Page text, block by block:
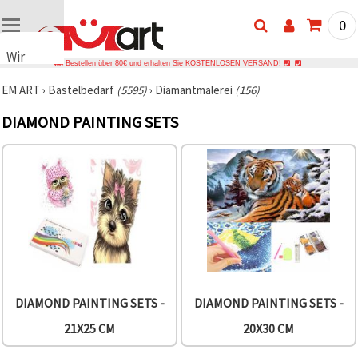
Wir
Cookies
verwenden
ähnliche
Technologien,
ordnungsgemäße
der Website
sicherzustellen,
Nutzungserlebnis
und, mit
den
0
Bestellen über 80€ und erhalten Sie KOSTENLOSEN VERSAND!
EM ART › Bastelbedarf (5595)› Diamantmalerei (156)
DIAMOND PAINTING SETS
DIAMOND PAINTING SETS -
21X25 CM
DIAMOND PAINTING SETS -
20X30 CM